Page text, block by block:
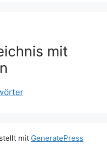
mit
mit GeneratePress